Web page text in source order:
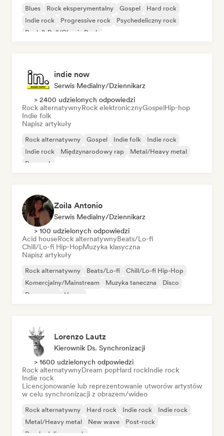
Blues Rock eksperymentalny Gospel
Hard rock
Indie rock
Progressive rock
Psychedeliczny rock
Rock & Roll/Classic Rock
indie now
Serwis Medialny/Dziennikarz
> 2400 udzielonych odpowiedzi
Rock alternatywnyRock elektronicznyGospelHip-hop
Indie folk
Napisz artykuły
Rock alternatywny Gospel Indie folk
Indie rock
Indie rock
Międzynarodowy rap
Metal/Heavy metal
Pop rock
Zoila Antonio
Serwis Medialny/Dziennikarz
> 100 udzielonych odpowiedzi
Acid houseRock alternatywnyBeats/Lo-fi
Chill/Lo-fi Hip-HopMuzyka klasyczna
Napisz artykuły
Rock alternatywny Beats/Lo-fi
Chill/Lo-fi Hip-Hop
Komercjalny/Mainstream
Muzyka taneczna
Disco
Dream pop
House
Lorenzo Lautz
Kierownik Ds. Synchronizacji
> 1600 udzielonych odpowiedzi
Rock alternatywnyDream popHard rockIndie rock
Indie rock
Licencjonowanie lub reprezentowanie utworów artystów
w celu synchronizacji z obrazem/wideo
Rock alternatywny Hard rock Indie rock
Indie rock
Metal/Heavy metal
New wave
Post-rock
Psychedeliczny rock